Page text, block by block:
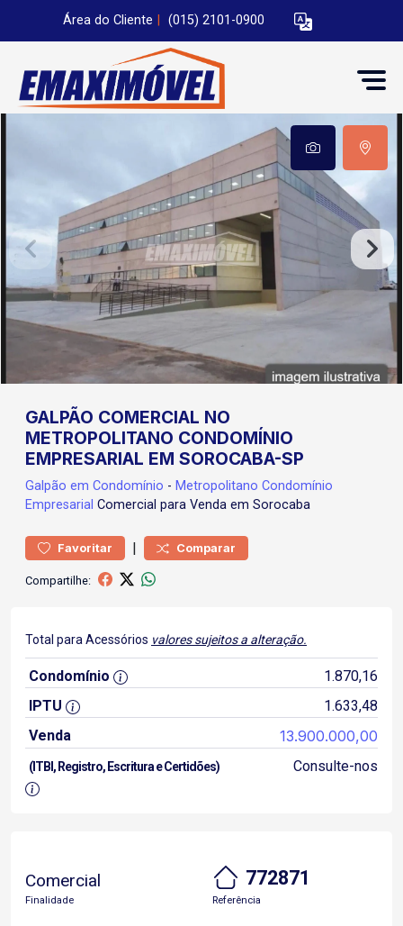
Área do Cliente (015) 2101-0900
GALPÃO COMERCIAL NO
METROPOLITANO CONDOMÍNIO
EMPRESARIAL EM SOROCABA-SP
Galpão em Condomínio - Metropolitano Condomínio
Empresarial Comercial para Venda em Sorocaba
Favoritar | Comparar
Compartilhe:
Total para Acessórios valores sujeitos a alteração.
Condomínio
1.870,16
IPTU
1.633,48
Venda
13.900.000,00
(ITBI, Registro, Escritura e Certidões) Consulte-nos
Comercial
Finalidade
772871
Referência